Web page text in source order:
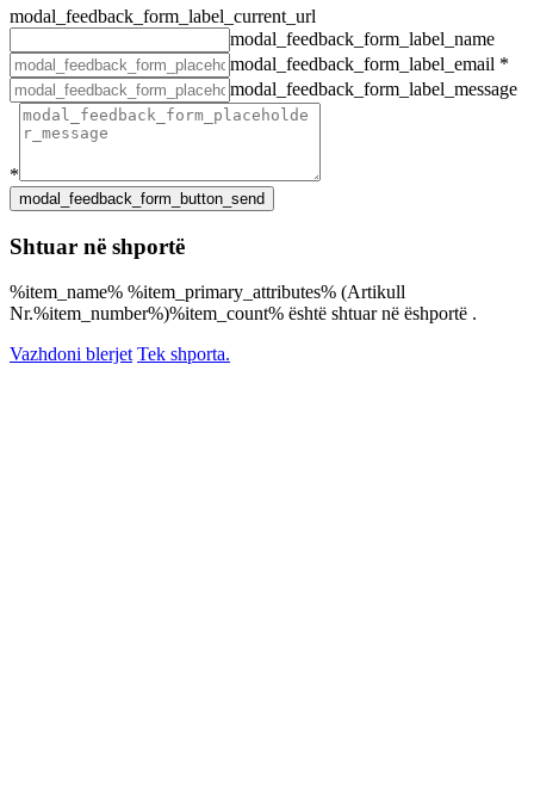
modal_feedback_form_label_current_url
modal_feedback_form_label_name
modal_feedback_form_label_email *
modal_feedback_form_label_message
*
Shtuar në shportë
%item_name% %item_primary_attributes% (Artikull
Nr.%item_number%)%item_count% është shtuar në ëshportë .
Vazhdoni blerjet Tek shporta.